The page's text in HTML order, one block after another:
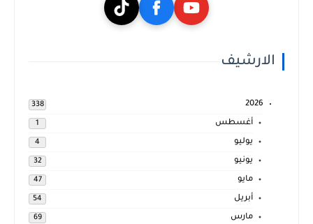
الارشيف
2026
338
أغسطس 1
يوليو 4
يونيو 32
مايو 47
أبريل 54
مارس 69